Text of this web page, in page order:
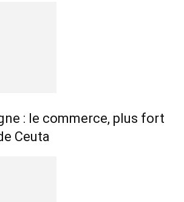
: le commerce, plus fort
Ceuta